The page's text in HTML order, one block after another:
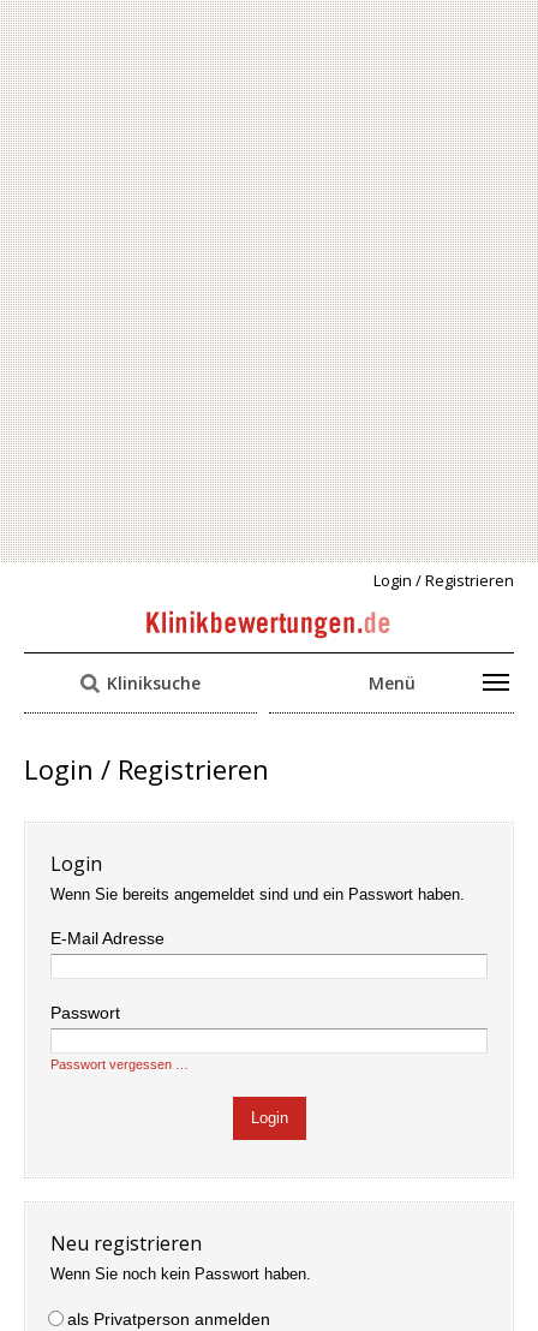
Login / Registrieren
Kliniksuche Menü
Login / Registrieren
Login
Wenn Sie bereits angemeldet sind und ein Passwort haben.
E-Mail Adresse
Passwort
Passwort vergessen …
Neu registrieren
Wenn Sie noch kein Passwort haben.
als Privatperson anmelden